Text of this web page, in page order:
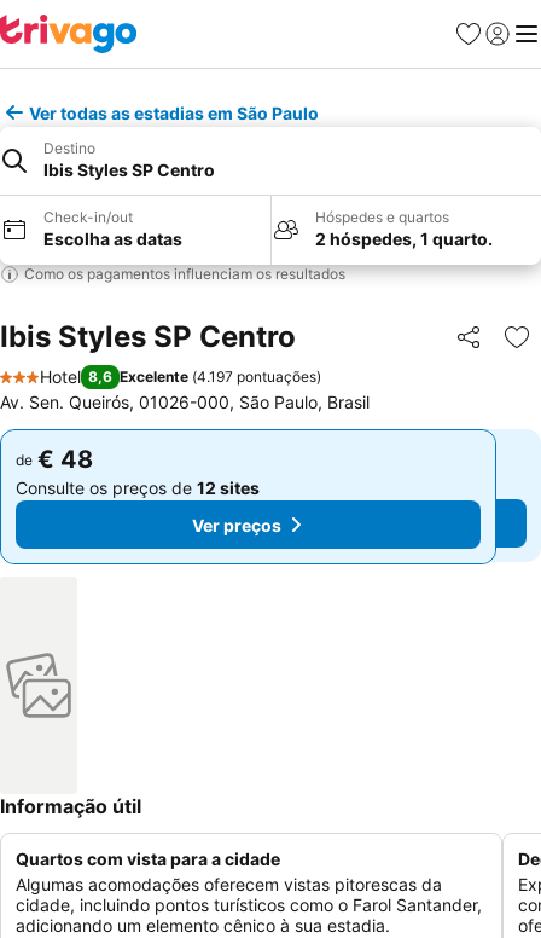
Favoritos
Iniciar
Ver todas as estadias em São Paulo
Destino
Ibis Styles SP Centro
Check-in/out
Escolha as datas
Hóspedes e quartos
2 hóspedes, 1 quarto.
Como os pagamentos influenciam os resultados
Ibis Styles SP Centro Partilhar
3 Estrelas
Hotel 8,6 Excelente (4.197 pontuações)
Av. Sen. Queirós, 01026-000, São Paulo, Brasil
de € 48
Consulte os preços de 12 sites
Ver preços
de € 48
Consulte os preços de 12 sites
Ver preços
Informação útil
Quartos com vista para a cidade
Algumas acomodações oferecem vistas pitorescas da
cidade, incluindo pontos turísticos como o Farol Santander,
adicionando um elemento cênico à sua estadia.